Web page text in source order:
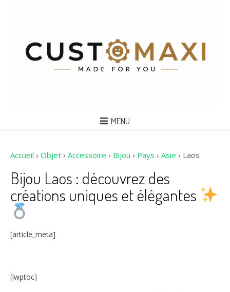
MENU
Accueil › Objet › Accessoire › Bijou › Pays › Asie › Laos
Bijou Laos : découvrez des
créations uniques et élégantes
[article_meta]
[lwptoc]